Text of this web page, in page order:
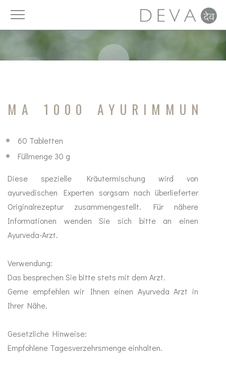
MA 1000 AYURIMMUN
60 Tabletten
Füllmenge 30 g
Diese spezielle Kräutermischung wird von
ayurvedischen Experten sorgsam nach überlieferter
Originalrezeptur zusammengestellt. Für nähere
Informationen wenden Sie sich bitte an einen
Ayurveda-Arzt.
Verwendung:
Das besprechen Sie bitte stets mit dem Arzt.
Gerne empfehlen wir Ihnen einen Ayurveda Arzt in
Ihrer Nähe.
Gesetzliche Hinweise:
Empfohlene Tagesverzehrsmenge einhalten.
DAYAhealth
Spurenelemente
Nahrungsergänzung
Zellschutz
Pro- und Präbiotika
Anti Stress
Mood Balance
MA-Produkte
Luft
Ernährung
Trinken
Bewegung
Detox